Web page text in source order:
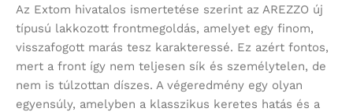
Az Extom hivatalos ismertetése szerint az AREZZO új
típusú lakkozott frontmegoldás, amelyet egy finom,
visszafogott marás tesz karakteressé. Ez azért fontos,
mert a front így nem teljesen sík és személytelen, de
nem is túlzottan díszes. A végeredmény egy olyan
egyensúly, amelyben a klasszikus keretes hatás és a